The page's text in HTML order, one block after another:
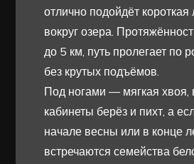
отлично подойдёт
вокруг озера.
до 5 км, путь пролегает по
без крутых подъёмов.
Под ногами — мягкая хвоя,
кабинеты берёз и пихт, а
начале весны или в конце
встречаются семейства